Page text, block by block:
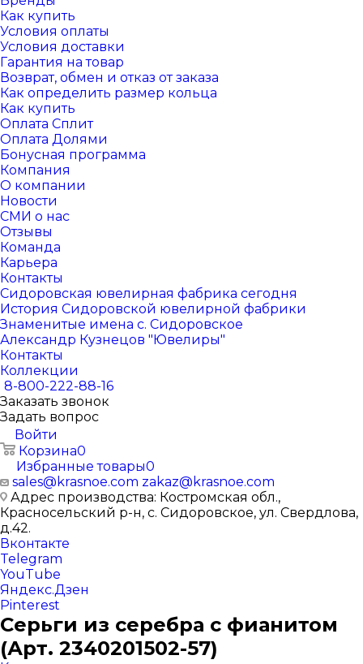
Как купить
Условия оплаты
Условия доставки
Гарантия на товар
Возврат, обмен и отказ от заказа
Как определить размер кольца
Как купить
Оплата Сплит
Оплата Долями
Бонусная программа
Компания
О компании
Новости
СМИ о нас
Отзывы
Команда
Карьера
Контакты
Сидоровская ювелирная фабрика сегодня
История Сидоровской ювелирной фабрики
Знаменитые имена с. Сидоровское
Александр Кузнецов "Ювелиры"
Контакты
Коллекции
8-800-222-88-16
Заказать звонок
Задать вопрос
Войти
Корзина0
Избранные товары0
sales@krasnoe.com zakaz@krasnoe.com
Адрес производства: Костромская обл.,
Красносельский р-н, с. Сидоровское, ул. Свердлова,
д.42.
Вконтакте
Telegram
YouTube
Яндекс.Дзен
Pinterest
Серьги из серебра с фианитом
(Арт. 2340201502-57)